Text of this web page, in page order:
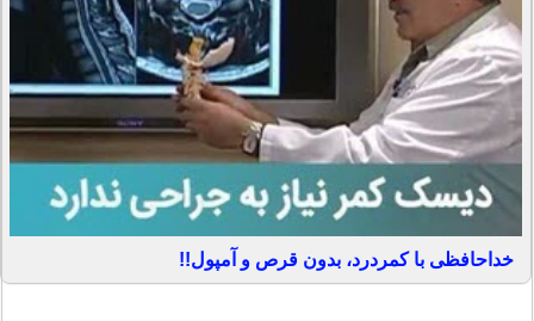
خداحافظی با کمردرد، بدون قرص و آمپول!!